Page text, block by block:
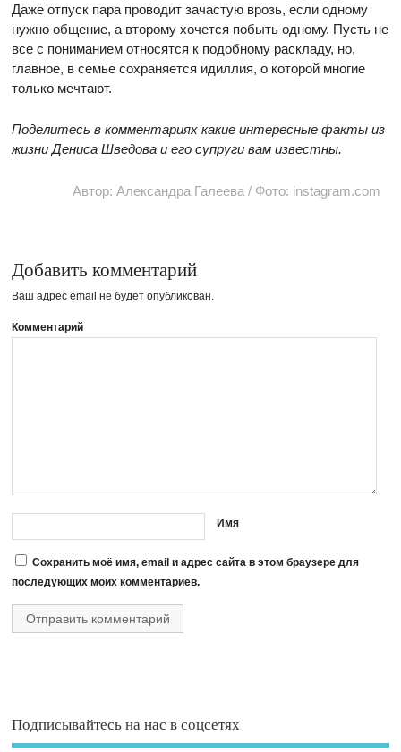
Даже отпуск пара проводит зачастую врозь, если одному
нужно общение, а второму хочется побыть одному. Пусть не
все с пониманием относятся к подобному раскладу, но,
главное, в семье сохраняется идиллия, о которой многие
только мечтают.
Поделитесь в комментариях какие интересные факты из
жизни Дениса Шведова и его супруги вам известны.
Автор: Александра Галеева / Фото: instagram.com
Добавить комментарий
Ваш адрес email не будет опубликован.
Комментарий
Имя
Сохранить моё имя, email и адрес сайта в этом браузере для
последующих моих комментариев.
Подписывайтесь на нас в соцсетях